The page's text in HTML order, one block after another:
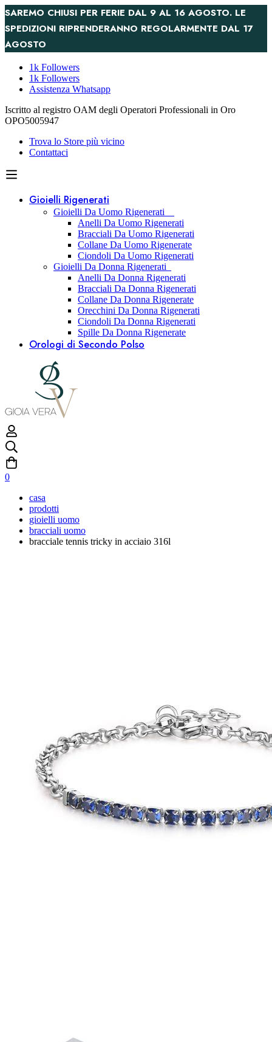
SAREMO CHIUSI PER FERIE DAL 9 AL 16 AGOSTO. LE
SPEDIZIONI RIPRENDERANNO REGOLARMENTE DAL 17
AGOSTO
1k Followers
1k Followers
Assistenza Whatsapp
Iscritto al registro OAM degli Operatori Professionali in Oro
OPO5005947
Trova lo Store più vicino
Contattaci
Gioielli Rigenerati
Gioielli Da Uomo Rigenerati
Anelli Da Uomo Rigenerati
Bracciali Da Uomo Rigenerati
Collane Da Uomo Rigenerate
Ciondoli Da Uomo Rigenerati
Gioielli Da Donna Rigenerati
Anelli Da Donna Rigenerati
Bracciali Da Donna Rigenerati
Collane Da Donna Rigenerate
Orecchini Da Donna Rigenerati
Ciondoli Da Donna Rigenerati
Spille Da Donna Rigenerate
Orologi di Secondo Polso
0
casa
prodotti
gioielli uomo
bracciali uomo
bracciale tennis tricky in acciaio 316l